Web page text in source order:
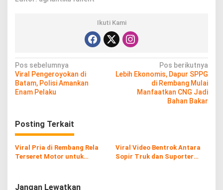
Ikuti Kami
N
a
v
g
a
s
Pos sebelumnya
Viral Pengeroyokan di
Batam, Polisi Amankan
Enam Pelaku
Pos berikutnya
Lebih Ekonomis, Dapur SPPG
di Rembang Mulai
Manfaatkan CNG Jadi
Bahan Bakar
Posting Terkait
Viral Pria di Rembang Rela
Terseret Motor untuk
Viral Video Bentrok Antara
Sopir Truk dan Suporter
Jangan Lewatkan